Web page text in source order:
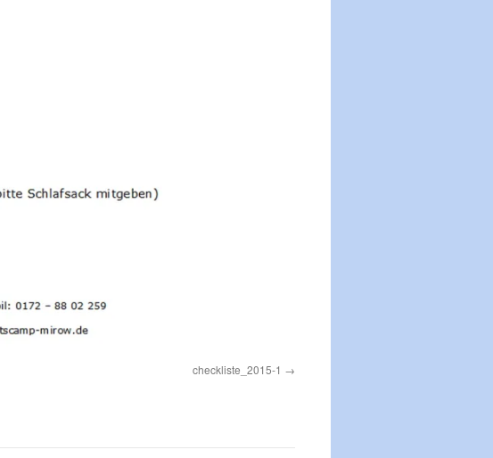
checkliste_2015-1